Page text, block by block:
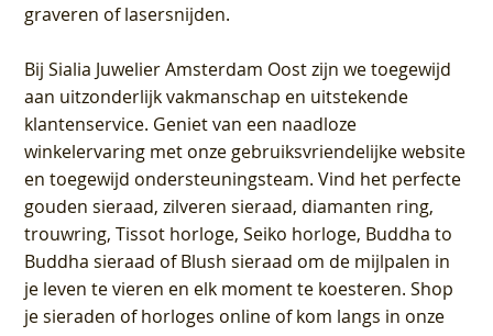
graveren of lasersnijden.
BijSialia Juwelier Amsterdam Oostzijn we toegewijd
aan uitzonderlijk vakmanschap en uitstekende
klantenservice. Geniet van een naadloze
winkelervaring met onze gebruiksvriendelijke website
en toegewijd ondersteuningsteam. Vind het perfecte
gouden sieraad, zilveren sieraad, diamanten ring,
trouwring, Tissot horloge, Seiko horloge, Buddha to
Buddha sieraad of Blush sieraad om de mijlpalen in
je leven te vieren en elk moment te koesteren. Shop
je sieraden of horloges online of kom langs in onze